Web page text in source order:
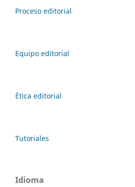
Proceso editorial
Equipo editorial
Ética editorial
Tutoriales
Idioma